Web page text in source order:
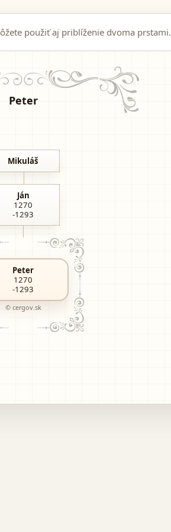
použiť aj priblíženie dvoma prstami.
Peter
Mikuláš
Ján
1270
-1293
Peter
1270
-1293
© cergov.sk